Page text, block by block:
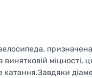
міцності,
катання.Завдяки